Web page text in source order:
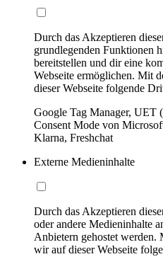
Durch das Akzeptieren
grundlegenden Funktionen
bereitstellen und dir eine
Webseite ermöglichen. Mit
dieser Webseite folgende
Google Tag Manager, UET
Consent Mode von
Klarna, Freshchat
Externe Medieninhalte
Durch das Akzeptieren
oder andere Medieninhalte
Anbietern gehostet
wir auf dieser Webseite